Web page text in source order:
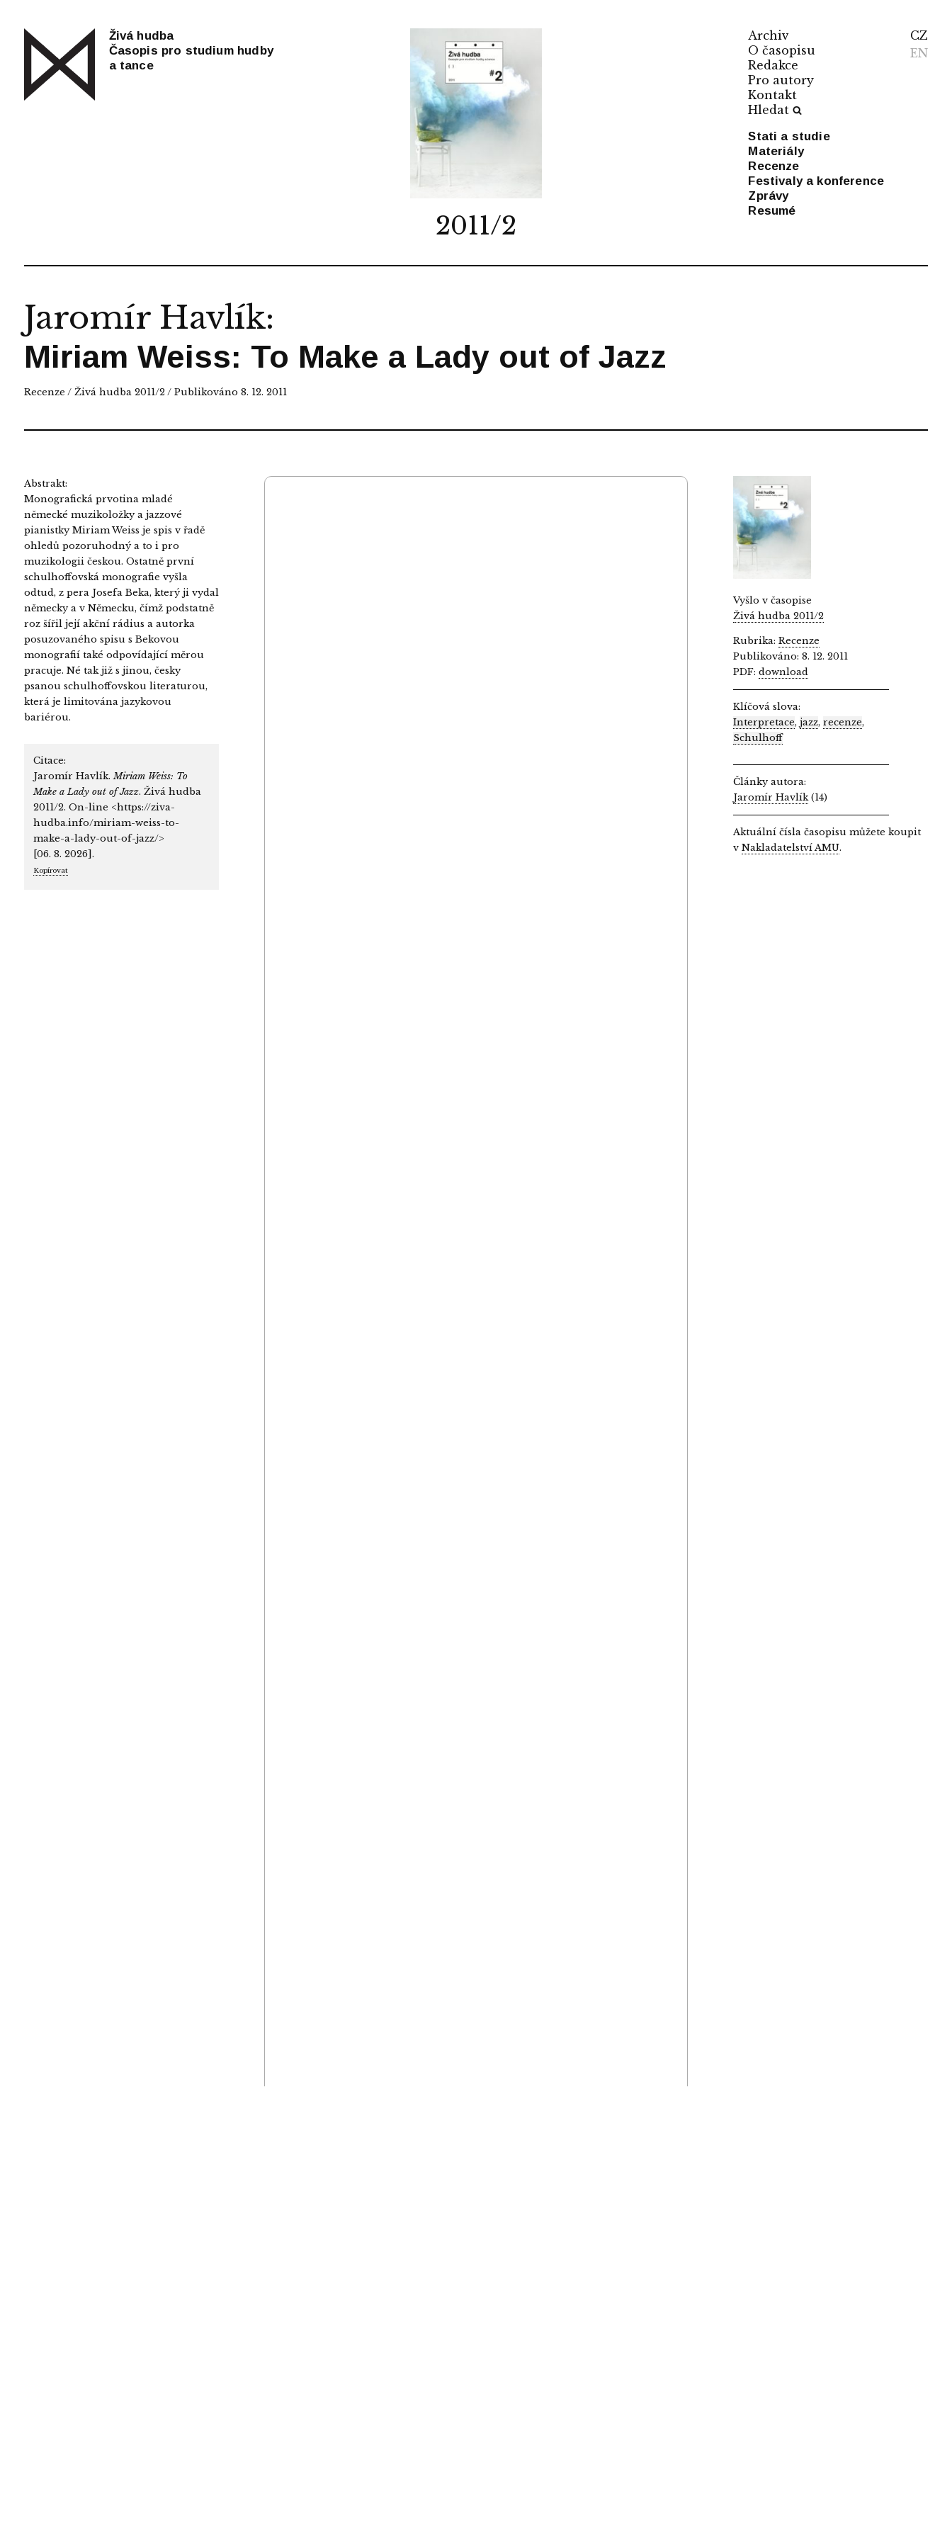
Živá hudba
Časopis pro studium hudby
a tance
2011/2
Archiv
O časopisu
Redakce
Pro autory
Kontakt
Hledat
Stati a studie
Materiály
Recenze
Festivaly a konference
Zprávy
Resumé
CZ
EN
Jaromír Havlík:
Miriam Weiss: To Make a Lady out of Jazz
Recenze / Živá hudba 2011/2 / Publikováno 8. 12. 2011
Abstrakt:
Monografická prvotina mladé
německé muzikoložky a jazzové
pianistky Miriam Weiss je spis v řadě
ohledů pozoruhodný a to i pro
muzikologii českou. Ostatně první
schulhoffovská monografie vyšla
odtud, z pera Josefa Beka, který ji vydal
německy a v Německu, čímž podstatně
roz šířil její akční rádius a autorka
posuzovaného spisu s Bekovou
monografií také odpo­vídající měrou
pracuje. Né tak již s jinou, česky
psanou schulhoffov­skou literaturou,
která je limitována jazykovou
bariérou.
Citace:
Jaromír Havlík.Miriam Weiss: To
Make a Lady out of Jazz. Živá hudba
2011/2. On-line <https://ziva-
hudba.info/miriam-weiss-to-
make-a-lady-out-of-jazz/>
[06. 8. 2026].
Kopírovat
Vyšlo v časopise
Živá hudba 2011/2
Rubrika:Recenze
Publikováno: 8. 12. 2011
PDF:download
Klíčová slova:
Interpretace,jazz,recenze,
Schulhoff
Články autora:
Jaromír Havlík(14)
Aktuální čísla časopisu můžete koupit
vNakladatelství AMU.